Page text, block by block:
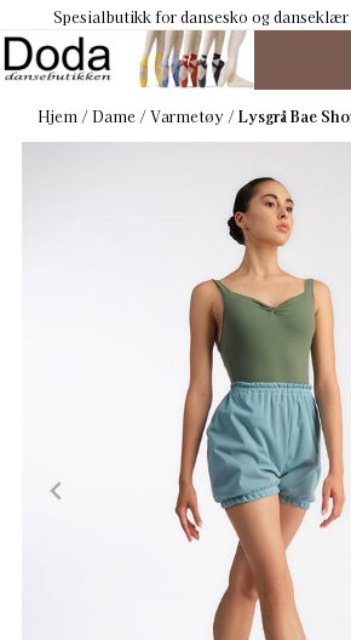
Hopp til innhold
Spesialbutikk for dansesko og
Hjem /Dame /Varmetøy /Lysgrå Bae